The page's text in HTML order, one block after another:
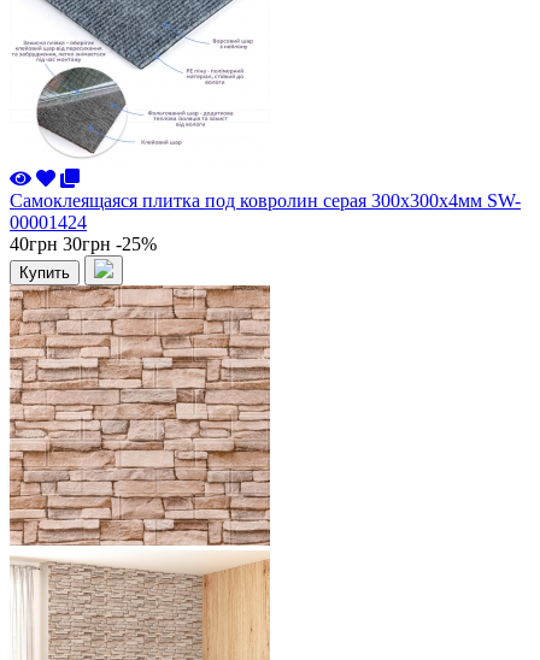
Самоклеящаяся плитка под ковролин серая 300х300х4мм SW-
00001424
40грн 30грн -25%
Купить